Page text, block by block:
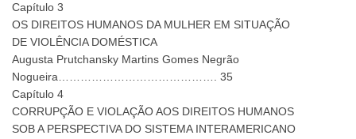
Capítulo 3
OS DIREITOS HUMANOS DA MULHER EM SITUAÇÃO
DE VIOLÊNCIA DOMÉSTICA
Augusta Prutchansky Martins Gomes Negrão
Nogueira……………………………………. 35
Capítulo 4
CORRUPÇÃO E VIOLAÇÃO AOS DIREITOS HUMANOS
SOB A PERSPECTIVA DO SISTEMA INTERAMERICANO